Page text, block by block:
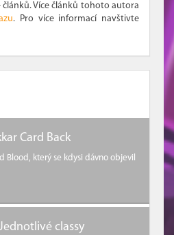
článků. Více článků tohoto autora
. Pro více informací navštivte
Card Back
Blood, který se kdysi dávno objevil
classy